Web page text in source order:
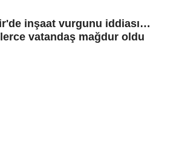
inşaat vurgunu iddiası…
vatandaş mağdur oldu